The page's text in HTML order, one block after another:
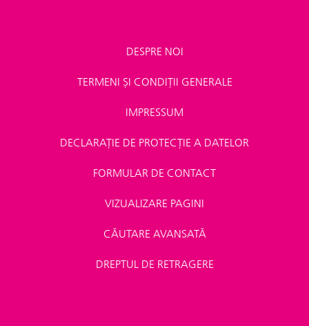
DESPRE NOI
TERMENI ȘI CONDIȚII GENERALE
IMPRESSUM
DECLARAȚIE DE PROTECȚIE A DATELOR
FORMULAR DE CONTACT
VIZUALIZARE PAGINI
CĂUTARE AVANSATĂ
DREPTUL DE RETRAGERE